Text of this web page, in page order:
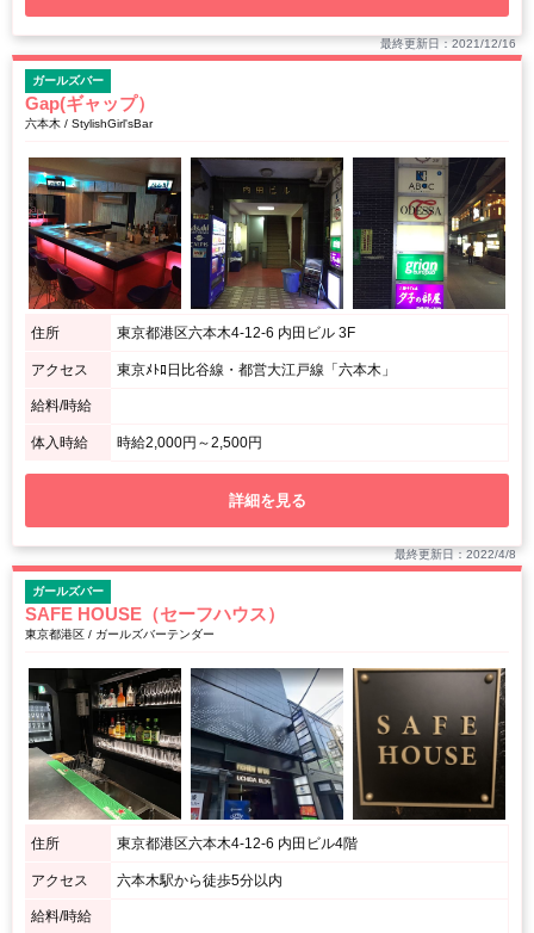
最終更新日：2021/12/16
ガールズバー
Gap(ギャップ）
六本木 / StylishGirl'sBar
住所 東京都港区六本木4-12-6 内田ビル 3F
アクセス 東京ﾒﾄﾛ日比谷線・都営大江戸線「六本木」
給料/時給
体入時給 時給2,000円～2,500円
詳細を見る
最終更新日：2022/4/8
ガールズバー
SAFE HOUSE（セーフハウス）
東京都港区 / ガールズバーテンダー
住所 東京都港区六本木4-12-6 内田ビル4階
アクセス 六本木駅から徒歩5分以内
給料/時給